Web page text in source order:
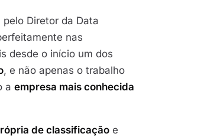
Diretor da Data
nas
desde o início um dos
, e não apenas o trabalho
a empresa mais conhecida
de classificação e